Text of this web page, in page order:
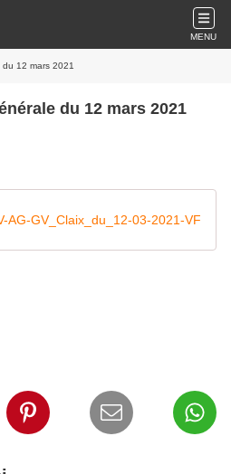
MENU
12 mars 2021
du 12 mars 2021
AG-GV_Claix_du_12-03-2021-VF